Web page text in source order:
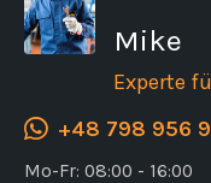
Mike
Experte
+48 798 956
Mo-Fr: 08:00 - 16:00